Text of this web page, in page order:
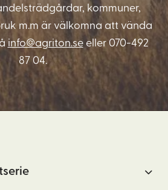
kommuner,
m.m är välkomna att vända
info@agriton.seeller 070-492
87 04.